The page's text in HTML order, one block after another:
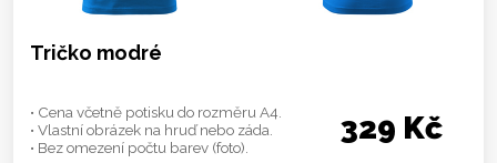
Tričko modré
• Cena včetně potisku do rozměru A4.
• Vlastní obrázek na hruď nebo záda.
• Bez omezení počtu barev (foto).
329 Kč